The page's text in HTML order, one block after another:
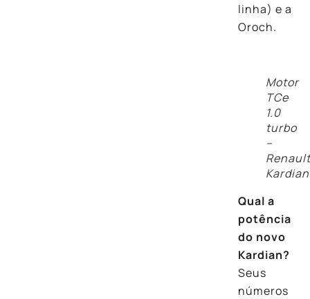
linha) e a
Oroch.
Motor
TCe
1.0
turbo
–
Renault
Kardian
Qual a
potência
do novo
Kardian?
Seus
números